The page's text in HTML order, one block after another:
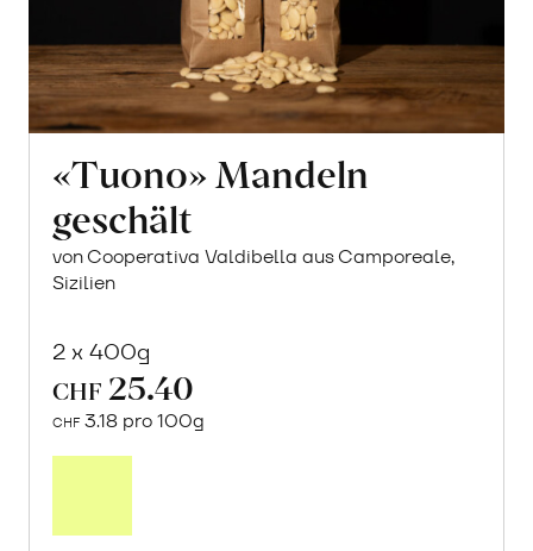
«Tuono» Mandeln
geschält
von Cooperativa Valdibella aus Camporeale,
Sizilien
2 x 400g
CHF 25.40
CHF 3.18 pro 100g